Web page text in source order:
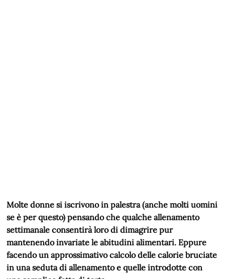
Molte donne si iscrivono in palestra (anche molti uomini
se è per questo) pensando che qualche allenamento
settimanale consentirà loro di dimagrire pur
mantenendo invariate le abitudini alimentari. Eppure
facendo un approssimativo calcolo delle calorie bruciate
in una seduta di allenamento e quelle introdotte con